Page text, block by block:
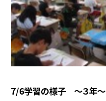
7/6学習の様子 ～３年～